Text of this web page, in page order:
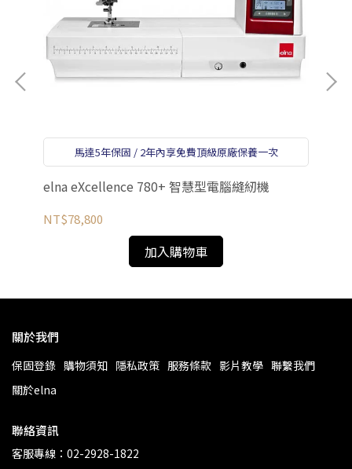
馬達5年保固 / 2年內享免費頂級原廠保養一次
elna eXcellence 780+ 智慧型電腦縫紉機
NT$78,800
加入購物車
關於我們
保固登錄 購物須知 隱私政策 服務條款 影片教學 聯繫我們
關於elna
聯絡資訊
客服專線：02-2928-1822